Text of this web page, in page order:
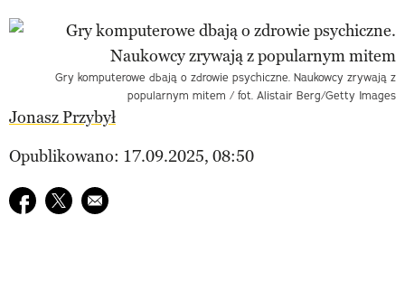
Gry komputerowe dbają o zdrowie psychiczne. Naukowcy zrywają z
popularnym mitem / fot. Alistair Berg/Getty Images
Jonasz Przybył
Opublikowano: 17.09.2025, 08:50
Udostępnij na facebook
Udostępnij na twitter
E-mail do przyjaciela